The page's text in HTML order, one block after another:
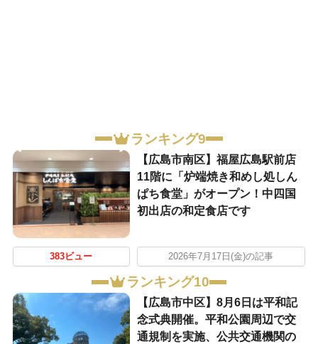
ランキング9
【広島市南区】福屋広島駅前店
11階に「炉端焼き和めし処しん
ぱち食堂」がオープン！中四国
初出店の和定食店です
383ビュー 2026年7月17日(金)の記事
ランキング10
【広島市中区】8月6日は平和記
念式典開催。平和公園周辺で交
通規制を実施、公共交通機関の